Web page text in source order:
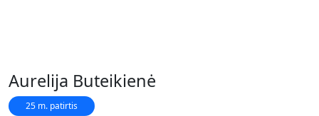
Aurelija Buteikienė
25 m. patirtis